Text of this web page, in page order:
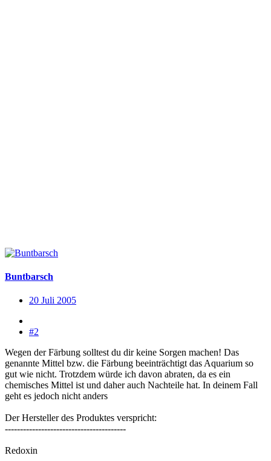
Buntbarsch
20 Juli 2005
#2
Wegen der Färbung solltest du dir keine Sorgen machen! Das
genannte Mittel bzw. die Färbung beeinträchtigt das Aquarium so
gut wie nicht. Trotzdem würde ich davon abraten, da es ein
chemisches Mittel ist und daher auch Nachteile hat. In deinem Fall
geht es jedoch nicht anders
Der Hersteller des Produktes verspricht:
----------------------------------------
Redoxin